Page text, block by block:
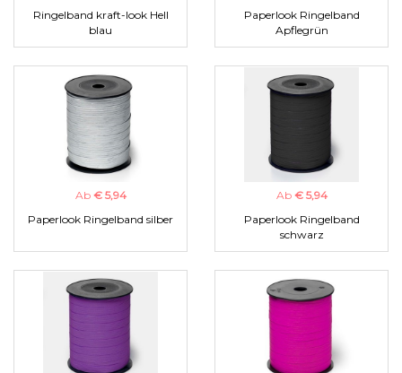
Ringelband kraft-look Hell
blau
Paperlook Ringelband
Apflegrün
Ab € 5,94
Paperlook Ringelband silber
Ab € 5,94
Paperlook Ringelband
schwarz